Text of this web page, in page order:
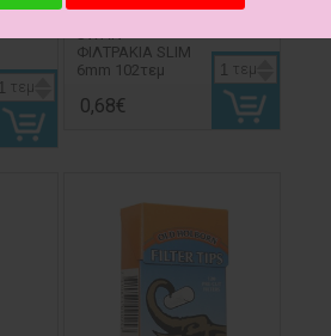
τεμ
SWAN
ΦΙΛΤΡΑΚΙΑ SLIM
6mm 102τεμ
0,68€
τεμ